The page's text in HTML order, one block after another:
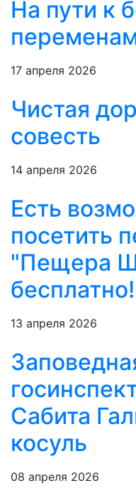
На пути к
17 апреля 2026
Чистая
совесть
14 апреля 2026
Есть
посетить
"Пещера
бесплатно!
13 апреля 2026
Сабита
косуль
08 апреля 2026